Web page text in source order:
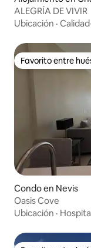
ALEGRÍA DE VIVIR
Ubicación ·
Favorito entre
Favorito entre
Condo en Nevis
Oasis Cove
Ubicación ·